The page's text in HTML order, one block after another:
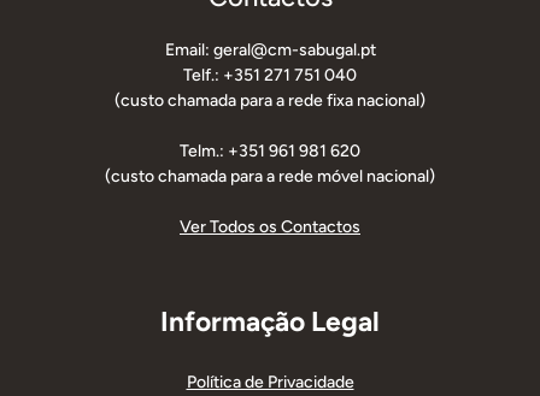
Email: geral@cm-sabugal.pt
Telf.: +351 271 751 040
(custo chamada para a rede fixa nacional)
Telm.: +351 961 981 620
(custo chamada para a rede móvel nacional)
Ver Todos os Contactos
Informação Legal
Política de Privacidade